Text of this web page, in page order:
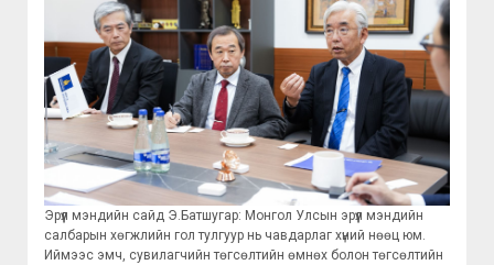
Эрүүл мэндийн сайд Э.Батшугар: Монгол Улсын эрүүл мэндийн
салбарын хөгжлийн гол тулгуур нь чавдарлаг хүний нөөц юм.
Иймээс эмч, сувилагчийн төгсөлтийн өмнөх болон төгсөлтийн